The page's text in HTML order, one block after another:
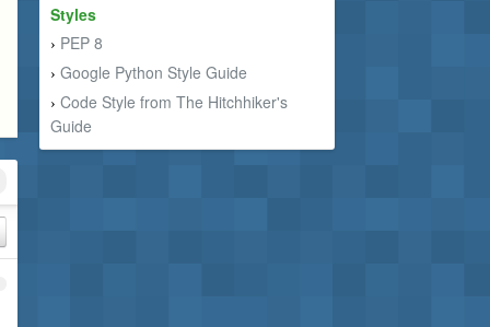
Styles
› PEP 8
› Google Python Style Guide
› Code Style from The Hitchhiker's
Guide